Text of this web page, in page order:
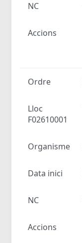
NC
Accions
Ordre
Lloc
F02610001
Organisme
Data inici
NC
Accions